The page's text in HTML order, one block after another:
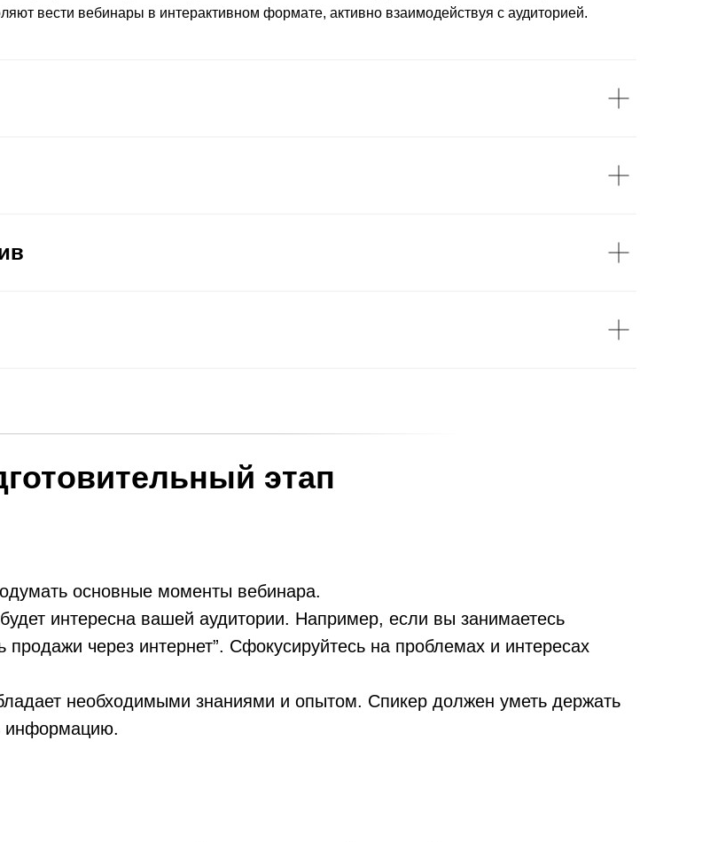
вести вебинары в интерактивном формате, активно взаимодействуя с аудиторией.
этап
основные моменты вебинара.
интересна вашей аудитории. Например, если вы занимаетесь
через интернет”. Сфокусируйтесь на проблемах и интересах
необходимыми знаниями и опытом. Спикер должен уметь держать
информацию.